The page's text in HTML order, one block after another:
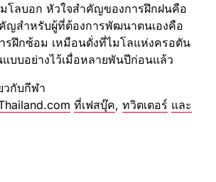
โลบอก หัวใจสำคัญของการฝึกฝนคือ
ญสำหรับผู้ที่ต้องการพัฒนาตนเองคือ
รฝึกซ้อม เหมือนดั่งที่ไมโลแห่งครอตัน
แบบอย่างไว้เมื่อหลายพันปีก่อนแล้ว
วกับกีฬา
ที่เฟสบุ๊ค, ทวิตเตอร์ และ